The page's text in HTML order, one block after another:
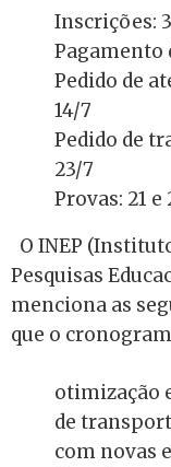
Inscrições:
Pagamento
Pedido de
14/7
Pedido de
23/7
Provas: 21 e
O INEP
Pesquisas
menciona as
que o
otimização
de
com novas